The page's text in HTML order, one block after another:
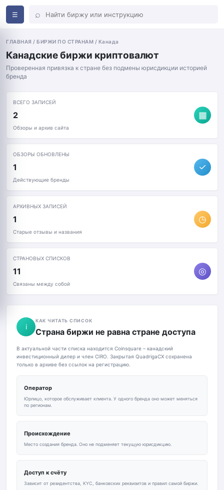
☰ ⌕
ГЛАВНАЯ / БИРЖИ ПО СТРАНАМ / Канада
Канадские биржи криптовалют
Проверенная привязка к стране без подмены юрисдикции историей
бренда
ВСЕГО ЗАПИСЕЙ
2
Обзоры и архив сайта
▦
ОБЗОРЫ ОБНОВЛЕНЫ
1
Действующие бренды
✓
АРХИВНЫХ ЗАПИСЕЙ
1
Старые отзывы и названия
◷
СТРАНОВЫХ СПИСКОВ
11
Связаны между собой
◎
i
КАК ЧИТАТЬ СПИСОК
Страна биржи не равна стране доступа
В актуальной части списка находится Coinsquare – канадский
инвестиционный дилер и член CIRO. Закрытая QuadrigaCX сохранена
только в архиве без ссылок на регистрацию.
Оператор
Юрлицо, которое обслуживает клиента. У одного бренда оно может меняться
по регионам.
Происхождение
Место создания бренда. Оно не подменяет текущую юрисдикцию.
Доступ к счёту
Зависит от резидентства, KYC, банковских реквизитов и правил самой биржи.